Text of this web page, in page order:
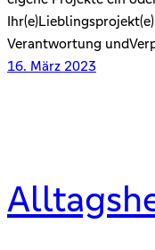
Verantwortung
16. März 2023